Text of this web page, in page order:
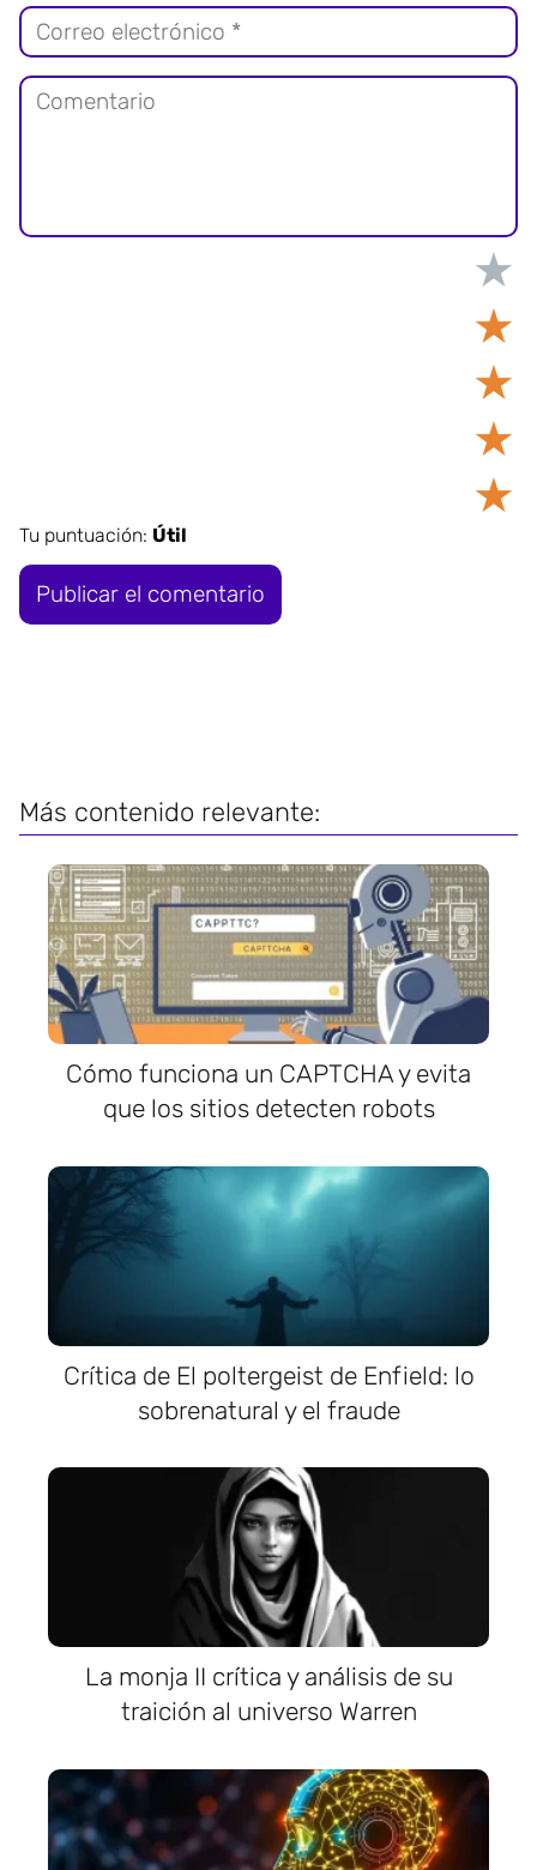
★
★
★
★
★
Tu puntuación: Útil
Más contenido relevante:
Cómo funciona un CAPTCHA y evita
que los sitios detecten robots
Crítica de El poltergeist de Enfield: lo
sobrenatural y el fraude
La monja II crítica y análisis de su
traición al universo Warren